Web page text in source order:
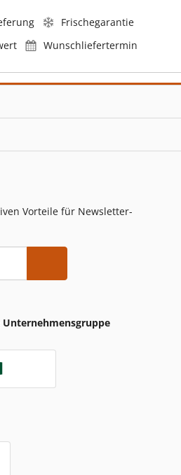
Frischegarantie
Wunschliefertermin
Vorteile für Newsletter-